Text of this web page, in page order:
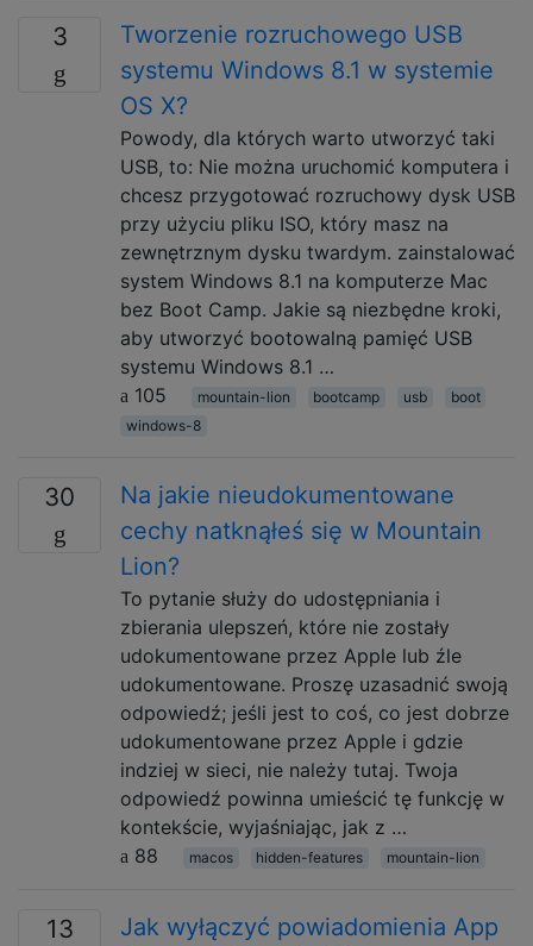
3
Tworzenie rozruchowego USB
systemu Windows 8.1 w systemie
OS X?
Powody, dla których warto utworzyć taki
USB, to: Nie można uruchomić komputera i
chcesz przygotować rozruchowy dysk USB
przy użyciu pliku ISO, który masz na
zewnętrznym dysku twardym. zainstalować
system Windows 8.1 na komputerze Mac
bez Boot Camp. Jakie są niezbędne kroki,
aby utworzyć bootowalną pamięć USB
systemu Windows 8.1 …
105
mountain-lion bootcamp usb
boot
windows-8
30
Na jakie nieudokumentowane
cechy natknąłeś się w Mountain
Lion?
To pytanie służy do udostępniania i
zbierania ulepszeń, które nie zostały
udokumentowane przez Apple lub źle
udokumentowane. Proszę uzasadnić swoją
odpowiedź; jeśli jest to coś, co jest dobrze
udokumentowane przez Apple i gdzie
indziej w sieci, nie należy tutaj. Twoja
odpowiedź powinna umieścić tę funkcję w
kontekście, wyjaśniając, jak z …
88
macos hidden-features mountain-lion
13
Jak wyłączyć powiadomienia App